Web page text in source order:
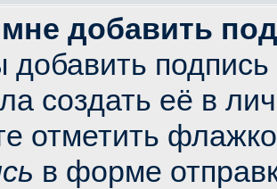
мне добавить
добавить
создать её в
отметить
в форме